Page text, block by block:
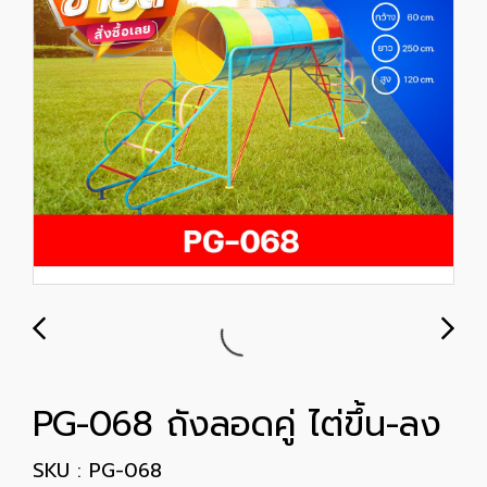
PG-068 ถังลอดคู่ ไต่ขึ้น-ลง
SKU : PG-068